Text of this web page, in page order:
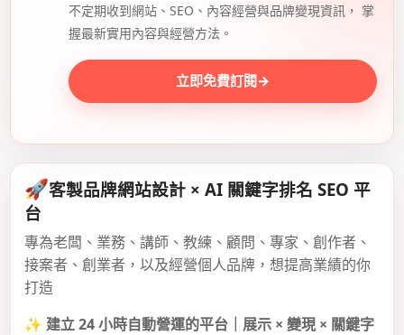
不定期收到網站、SEO、內容經營與品牌變現資訊， 掌
握最新實用內容與經營方法。
立即免費訂閱→
🚀客製品牌網站設計 × AI 關鍵字排名 SEO 平
台
專為老闆、業務、講師、教練、顧問、專家、創作者、
接案者、創業者，以及經營個人品牌，想提高業績的你
打造
✨ 建立 24 小時自動營運的平台｜展示 × 變現 × 關鍵字